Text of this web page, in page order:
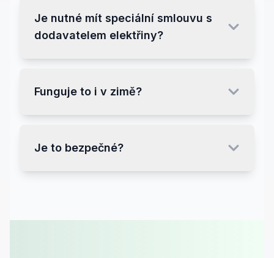
Je nutné mít speciální smlouvu s
dodavatelem elektřiny?
Funguje to i v zimě?
Je to bezpečné?